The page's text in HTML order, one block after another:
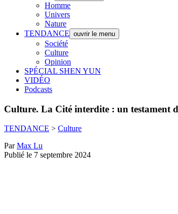
Homme
Univers
Nature
TENDANCE ouvrir le menu
Société
Culture
Opinion
SPÉCIAL SHEN YUN
VIDÉO
Podcasts
Culture. La Cité interdite : un testament
TENDANCE > Culture
ParMax Lu
Publié le 7 septembre 2024